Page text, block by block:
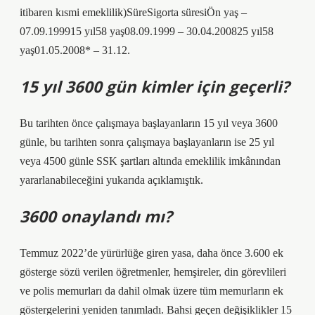
itibaren kısmi emeklilik)SüreSigorta süresiÖn yaş –
07.09.199915 yıl58 yaş08.09.1999 – 30.04.200825 yıl58
yaş01.05.2008* – 31.12.
15 yıl 3600 gün kimler için geçerli?
Bu tarihten önce çalışmaya başlayanların 15 yıl veya 3600
günle, bu tarihten sonra çalışmaya başlayanların ise 25 yıl
veya 4500 günle SSK şartları altında emeklilik imkânından
yararlanabileceğini yukarıda açıklamıştık.
3600 onaylandı mı?
Temmuz 2022’de yürürlüğe giren yasa, daha önce 3.600 ek
gösterge sözü verilen öğretmenler, hemşireler, din görevlileri
ve polis memurları da dahil olmak üzere tüm memurların ek
göstergelerini yeniden tanımladı. Bahsi geçen değişiklikler 15